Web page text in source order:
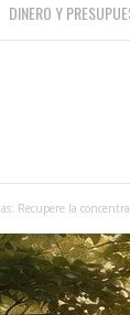
DINERO Y
Recupere la